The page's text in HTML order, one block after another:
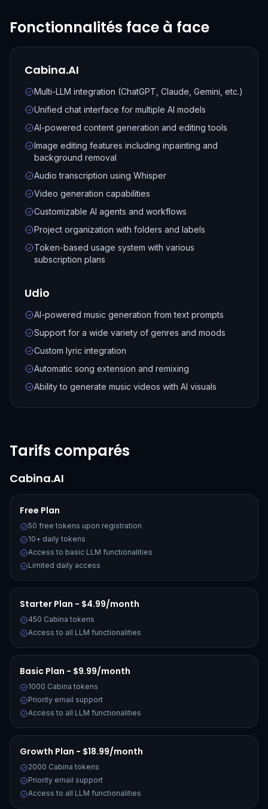
Fonctionnalités face à face
Cabina.AI
Multi-LLM integration (ChatGPT, Claude, Gemini, etc.)
Unified chat interface for multiple AI models
AI-powered content generation and editing tools
Image editing features including inpainting and
background removal
Audio transcription using Whisper
Video generation capabilities
Customizable AI agents and workflows
Project organization with folders and labels
Token-based usage system with various
subscription plans
Udio
AI-powered music generation from text prompts
Support for a wide variety of genres and moods
Custom lyric integration
Automatic song extension and remixing
Ability to generate music videos with AI visuals
Tarifs comparés
Cabina.AI
Free Plan
50 free tokens upon registration
10+ daily tokens
Access to basic LLM functionalities
Limited daily access
Starter Plan - $4.99/month
450 Cabina tokens
Access to all LLM functionalities
Basic Plan - $9.99/month
1000 Cabina tokens
Priority email support
Access to all LLM functionalities
Growth Plan - $18.99/month
2000 Cabina tokens
Priority email support
Access to all LLM functionalities